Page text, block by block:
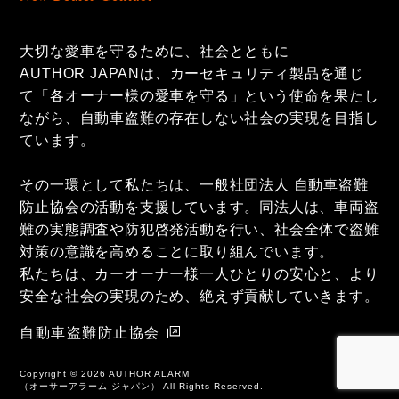
大切な愛車を守るために、社会とともに
AUTHOR JAPANは、カーセキュリティ製品を通じ
て「各オーナー様の愛車を守る」という使命を果たし
ながら、自動車盗難の存在しない社会の実現を目指し
ています。
その一環として私たちは、一般社団法人 自動車盗難
防止協会の活動を支援しています。同法人は、車両盗
難の実態調査や防犯啓発活動を行い、社会全体で盗難
対策の意識を高めることに取り組んでいます。
私たちは、カーオーナー様一人ひとりの安心と、より
安全な社会の実現のため、絶えず貢献していきます。
自動車盗難防止協会
Copyright ©2026 AUTHOR ALARM
（オーサーアラーム ジャパン） All Rights Reserved.